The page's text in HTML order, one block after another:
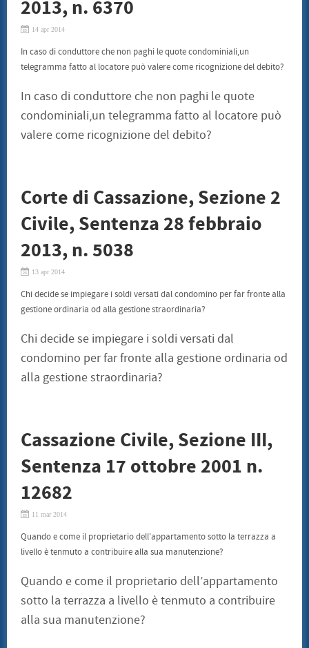
SENTENZE
CONSUMATORI
BENI CULTURALI
ARTISTI
PATRIMONIO ARTISTICO
CONVENZIONI
ARCHITETTI
INFORMATICA ED INCHIOSTRI
CONTATTI
2013, n. 6370
14 apr 2014
In caso di conduttore che non paghi le quote condominiali,un
telegramma fatto al locatore può valere come ricognizione del debito?
In caso di conduttore che non paghi le quote
condominiali,un telegramma fatto al locatore può
valere come ricognizione del debito?
Corte di Cassazione, Sezione 2
Civile, Sentenza 28 febbraio
2013, n. 5038
13 apr 2014
Chi decide se impiegare i soldi versati dal condomino per far fronte alla
gestione ordinaria od alla gestione straordinaria?
Chi decide se impiegare i soldi versati dal
condomino per far fronte alla gestione ordinaria od
alla gestione straordinaria?
Cassazione Civile, Sezione III,
Sentenza 17 ottobre 2001 n.
12682
11 mar 2014
Quando e come il proprietario dell'appartamento sotto la terrazza a
livello è tenmuto a contribuire alla sua manutenzione?
Quando e come il proprietario dell’appartamento
sotto la terrazza a livello è tenmuto a contribuire
alla sua manutenzione?